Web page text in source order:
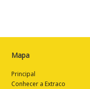
Mapa
Principal
Conhecer a Extraco